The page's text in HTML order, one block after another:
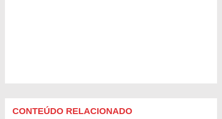
CONTEÚDO RELACIONADO